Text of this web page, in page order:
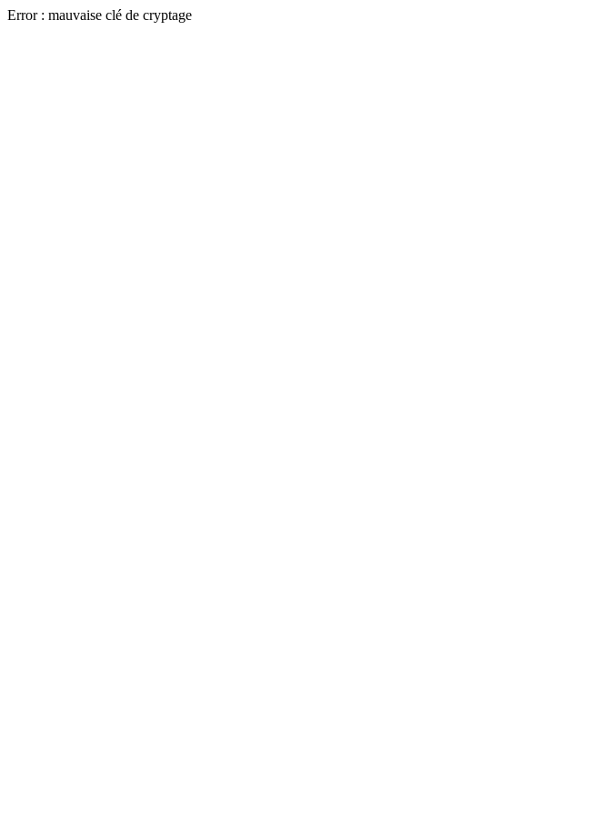
Error : mauvaise clé de cryptage